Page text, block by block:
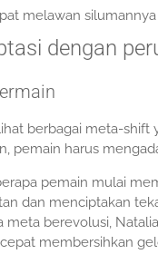
melawan
dengan
berbagai meta-
pemain harus
pemain mulai
dan menciptakan
meta berevolusi,
membersihkan